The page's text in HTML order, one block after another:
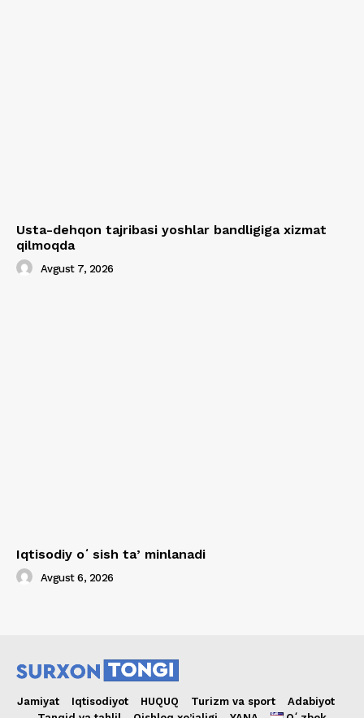
Usta-dehqon tajribasi yoshlar bandligiga xizmat
qilmoqda
Avgust 7, 2026
Iqtisodiy oʻsish taʼminlanadi
Avgust 6, 2026
Jamiyat Iqtisodiyot HUQUQ Turizm va sport
Adabiyot